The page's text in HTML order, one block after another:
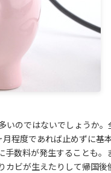
いのではないでしょうか
程度であれば止めずに基
数料が発生することも。
ビが生えたりして帰国後